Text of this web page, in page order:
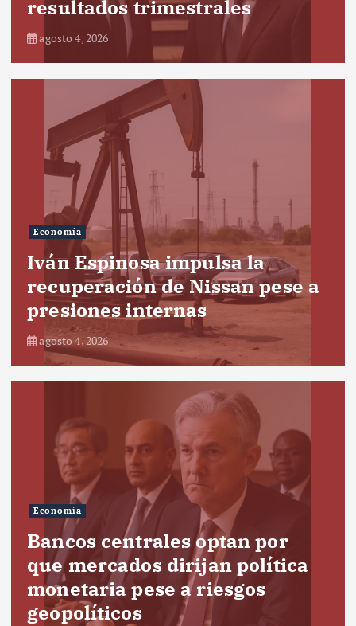
resultados trimestrales
agosto 4, 2026
Economía
Iván Espinosa impulsa la
recuperación de Nissan pese a
presiones internas
agosto 4, 2026
Economía
Bancos centrales optan por
que mercados dirijan política
monetaria pese a riesgos
geopolíticos